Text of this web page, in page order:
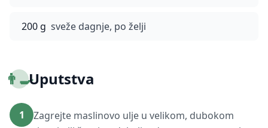
200 g sveže dagnje, po želji
👨‍🍳Uputstva
1
Zagrejte maslinovo ulje u velikom, dubokom